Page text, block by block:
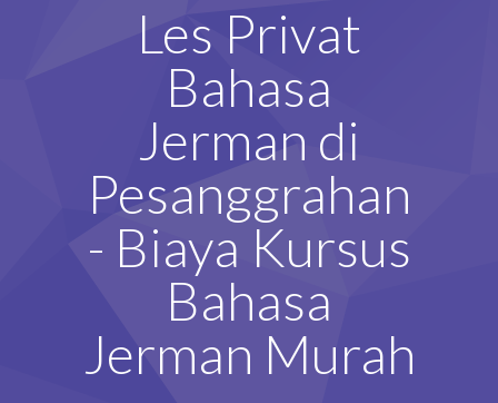
KONTAK KAMI
DAFTAR GURU
Les Privat
Bahasa
Jerman di
Pesanggrahan
- Biaya Kursus
Bahasa
Jerman Murah